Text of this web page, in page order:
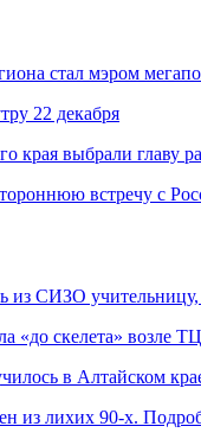
стал мэром
22 декабря
края выбрали главу
встречу с
из СИЗО
«до скелета» возле
в Алтайском
из лихих 90-х.